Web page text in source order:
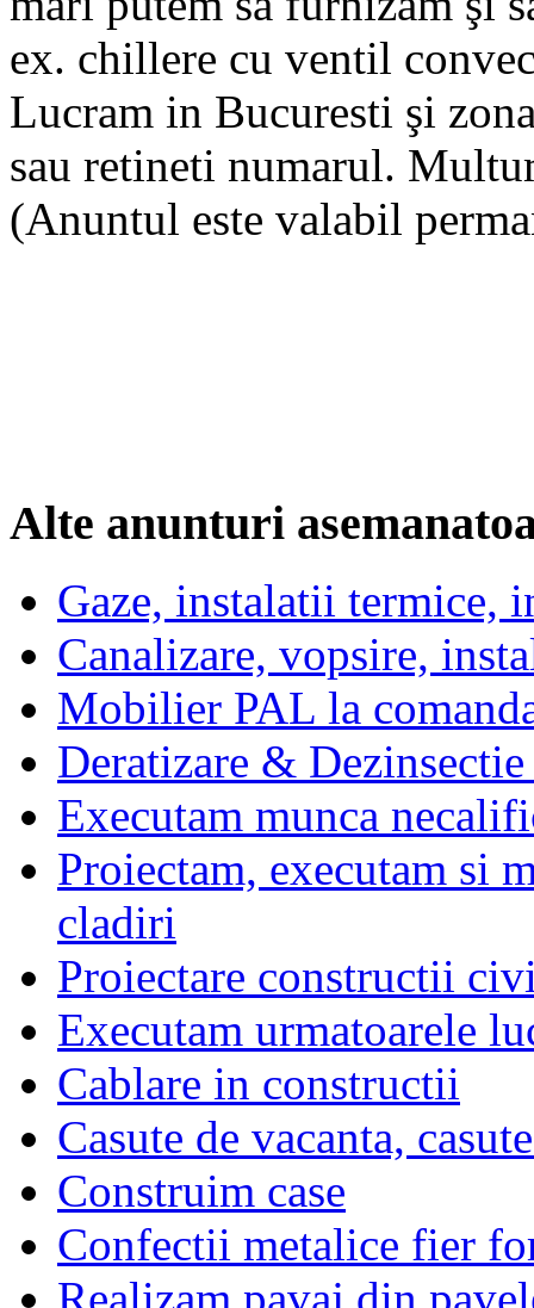
ex. chillere cu ventil
Lucram in Bucuresti şi
sau retineti numarul.
(Anuntul este valabil
Alte anunturi
Gaze, instalatii termice,
Canalizare, vopsire,
Mobilier PAL la
Deratizare &
Executam munca
Proiectam, executam si
cladiri
Proiectare constructii
Executam urmatoarele
Cablare in constructii
Casute de vacanta,
Construim case
Confectii metalice fier